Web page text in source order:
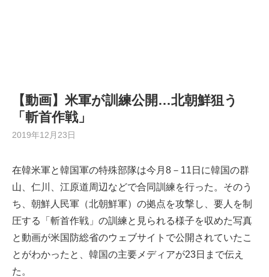
【動画】米軍が訓練公開…北朝鮮狙う
「斬首作戦」
2019年12月23日
在韓米軍と韓国軍の特殊部隊は今月8－11日に韓国の群
山、仁川、江原道周辺などで合同訓練を行った。そのう
ち、朝鮮人民軍（北朝鮮軍）の拠点を攻撃し、要人を制
圧する「斬首作戦」の訓練と見られる様子を収めた写真
と動画が米国防総省のウェブサイトで公開されていたこ
とがわかったと、韓国の主要メディアが23日まで伝え
た。